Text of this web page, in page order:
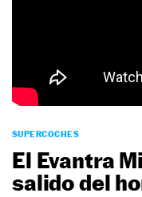
SUPERCOCHES
El Evantra
salido del